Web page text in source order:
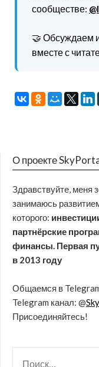
сообществе:
🤝 Обсуждаем
вместе с
О проекте
Здравствуйте, меня
занимаюсь
которого:
партнёрские
финансы. Первая
в 2013 году
Общаемся в Telegram
Telegram канал: @
Присоединяйтесь!